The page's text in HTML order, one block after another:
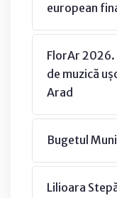
european
FlorAr
de muzică
Arad
Bugetul
Lilioara